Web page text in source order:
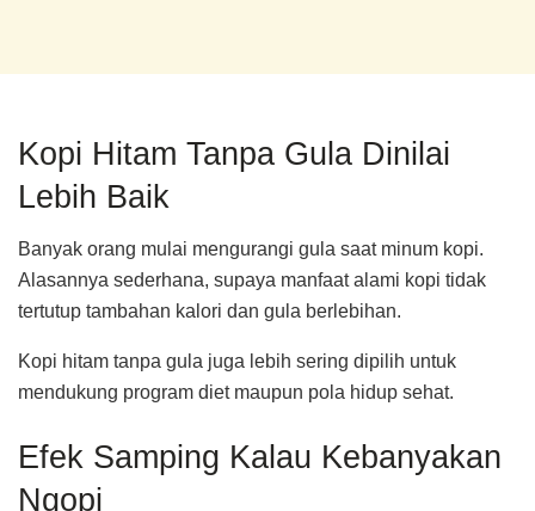
Kopi Hitam Tanpa Gula Dinilai
Lebih Baik
Banyak orang mulai mengurangi gula saat minum kopi.
Alasannya sederhana, supaya manfaat alami kopi tidak
tertutup tambahan kalori dan gula berlebihan.
Kopi hitam tanpa gula juga lebih sering dipilih untuk
mendukung program diet maupun pola hidup sehat.
Efek Samping Kalau Kebanyakan
Ngopi